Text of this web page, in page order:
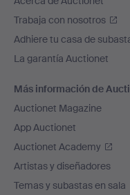
Trabaja con nosotros
Adhiere tu casa de
La garantía Auctionet
Más información de
Auctionet Magazine
App Auctionet
Auctionet Academy
Artistas y diseñadores
Temas y subastas en sala